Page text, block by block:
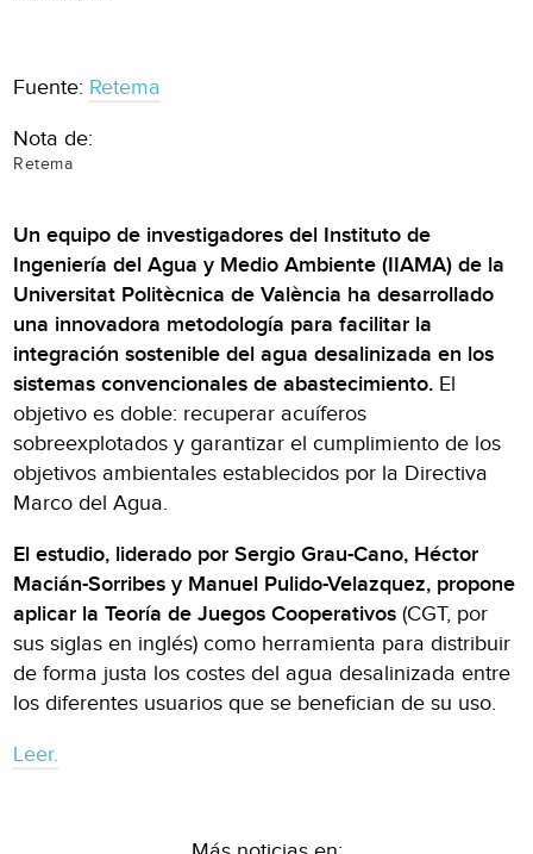
Fuente: Retema
Nota de:
Retema
Un equipo de investigadores del Instituto de
Ingeniería del Agua y Medio Ambiente (IIAMA) de la
Universitat Politècnica de València ha desarrollado
una innovadora metodología para facilitar la
integración sostenible del agua desalinizada en los
sistemas convencionales de abastecimiento. El
objetivo es doble: recuperar acuíferos
sobreexplotados y garantizar el cumplimiento de los
objetivos ambientales establecidos por la Directiva
Marco del Agua.
El estudio, liderado por Sergio Grau-Cano, Héctor
Macián-Sorribes y Manuel Pulido-Velazquez, propone
aplicar la Teoría de Juegos Cooperativos (CGT, por
sus siglas en inglés) como herramienta para distribuir
de forma justa los costes del agua desalinizada entre
los diferentes usuarios que se benefician de su uso.
Leer.